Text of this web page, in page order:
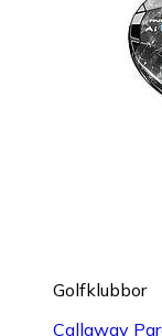
Golfklubbor
Callaway